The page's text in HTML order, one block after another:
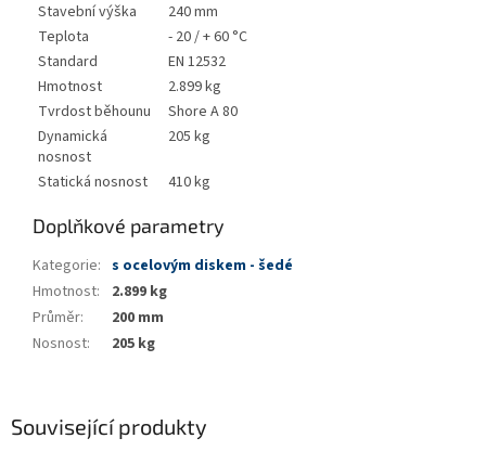
Související produkty
Stavební výška
240 mm
Teplota
- 20 / + 60 °C
Standard
EN 12532
Hmotnost
2.899 kg
Tvrdost běhounu
Shore A 80
Dynamická
nosnost
205 kg
Statická nosnost 410 kg
Doplňkové parametry
Kategorie: s ocelovým diskem - šedé
Hmotnost:
2.899 kg
Průměr:
200 mm
Nosnost: 205 kg